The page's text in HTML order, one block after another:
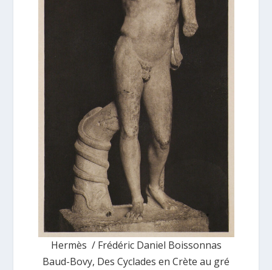
Hermès / Frédéric Daniel Boissonnas
Baud-Bovy, Des Cyclades en Crète au gré